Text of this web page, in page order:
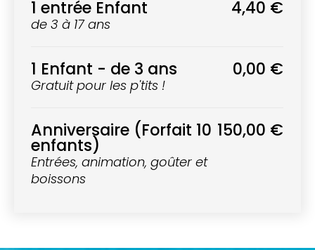
1 entrée Enfant
de 3 à 17 ans
4,40 €
1 Enfant - de 3 ans
Gratuit pour les p'tits !
0,00 €
Anniversaire (Forfait 10
enfants)
Entrées, animation, goûter et
boissons
150,00 €